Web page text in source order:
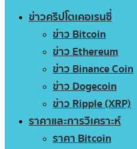
ข่าวคริปโตเคอเรนซี่
ข่าว Bitcoin
ข่าว Ethereum
ข่าว Binance Coin
ข่าว Dogecoin
ข่าว Ripple (XRP)
ราคาและการวิเคราะห์
ราคา Bitcoin